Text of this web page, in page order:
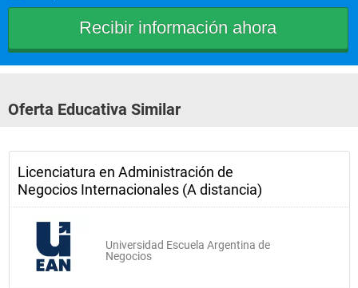
Oferta Educativa Similar
Licenciatura en Administración de
Negocios Internacionales (A distancia)
Universidad Escuela Argentina de
Negocios